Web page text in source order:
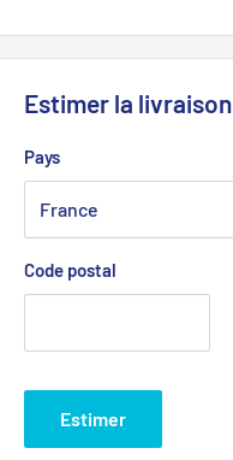
Estimer la livraison
Pays
Code postal
Estimer